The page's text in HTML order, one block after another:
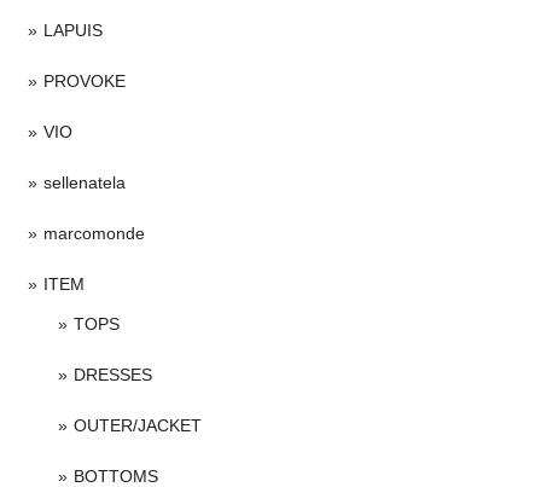
LAPUIS
PROVOKE
VIO
sellenatela
marcomonde
ITEM
TOPS
DRESSES
OUTER/JACKET
BOTTOMS